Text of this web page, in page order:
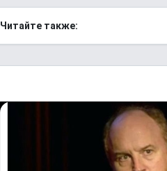
Читайте также: